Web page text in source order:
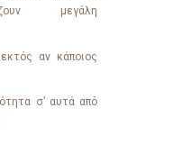
μεγάλη
αν κάποιος
σ’ αυτά από